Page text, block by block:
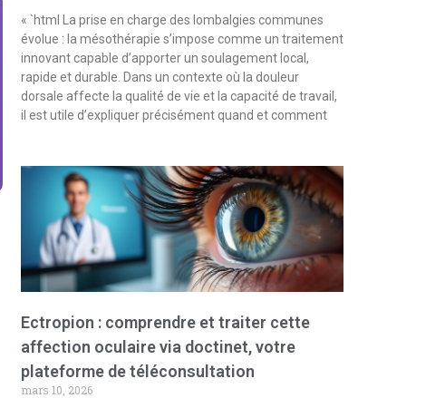
« `html La prise en charge des lombalgies communes
évolue : la mésothérapie s’impose comme un traitement
innovant capable d’apporter un soulagement local,
rapide et durable. Dans un contexte où la douleur
dorsale affecte la qualité de vie et la capacité de travail,
il est utile d’expliquer précisément quand et comment
Ectropion : comprendre et traiter cette
affection oculaire via doctinet, votre
plateforme de téléconsultation
mars 10, 2026